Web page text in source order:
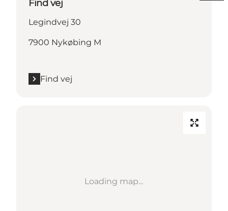
Find vej
Legindvej 30
7900 Nykøbing M
Find vej
Loading map...